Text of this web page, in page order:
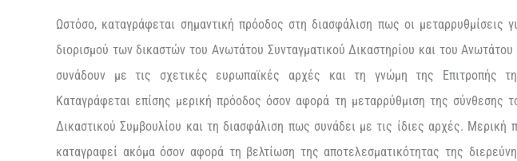
Ωστόσο, καταγράφεται σημαντική πρόοδος στη διασφάλιση πως οι μεταρρυθμίσεις
διορισμού των δικαστών του Ανωτάτου Συνταγματικού Δικαστηρίου και του Ανωτάτου
συνάδουν με τις σχετικές ευρωπαϊκές αρχές και τη γνώμη της Επιτροπής
Καταγράφεται επίσης μερική πρόοδος όσον αφορά τη μεταρρύθμιση της σύνθεσης
Δικαστικού Συμβουλίου και τη διασφάλιση πως συνάδει με τις ίδιες αρχές. Μερική
καταγραφεί ακόμα όσον αφορά τη βελτίωση της αποτελεσματικότητας της